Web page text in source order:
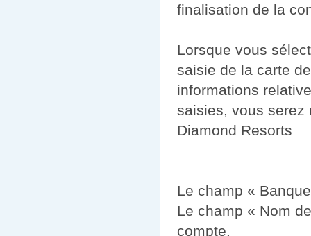
finalisation de la
Lorsque vous
saisie de la carte
informations
saisies, vous serez
Diamond Resorts
Le champ «
Le champ « Nom
compte.